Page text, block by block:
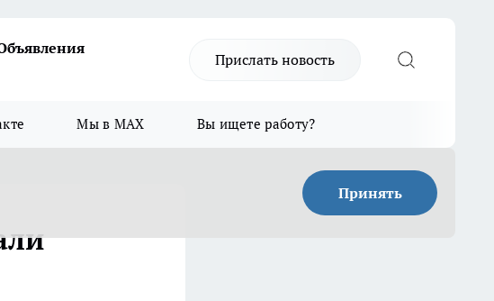
Прислать новость
Мы в MAX Вы ищете работу?
Принять